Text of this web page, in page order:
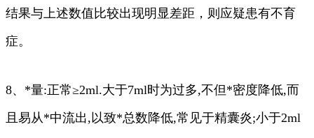
结果与上述数值比较出现明显差距，则应疑患有不育
症。
8、*量:正常≥2ml.大于7ml时为过多,不但*密度降低,而
且易从*中流出,以致*总数降低,常见于精囊炎;小于2ml